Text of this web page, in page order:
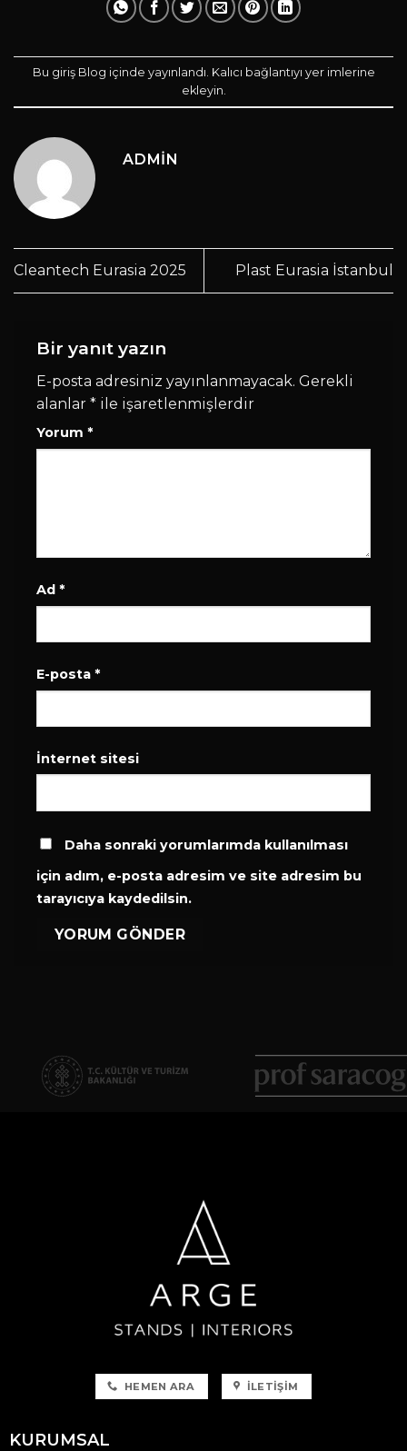
Bu giriş Blog içinde yayınlandı. Kalıcı bağlantıyı yer imlerine
ekleyin.
ADMIN
Cleantech Eurasia 2025 Plast Eurasia İstanbul
Bir yanıt yazın
E-posta adresiniz yayınlanmayacak. Gerekli
alanlar * ile işaretlenmişlerdir
Yorum *
Ad *
E-posta *
İnternet sitesi
Daha sonraki yorumlarımda kullanılması
için adım, e-posta adresim ve site adresim bu
tarayıcıya kaydedilsin.
HEMEN ARA İLETIŞIM
KURUMSAL